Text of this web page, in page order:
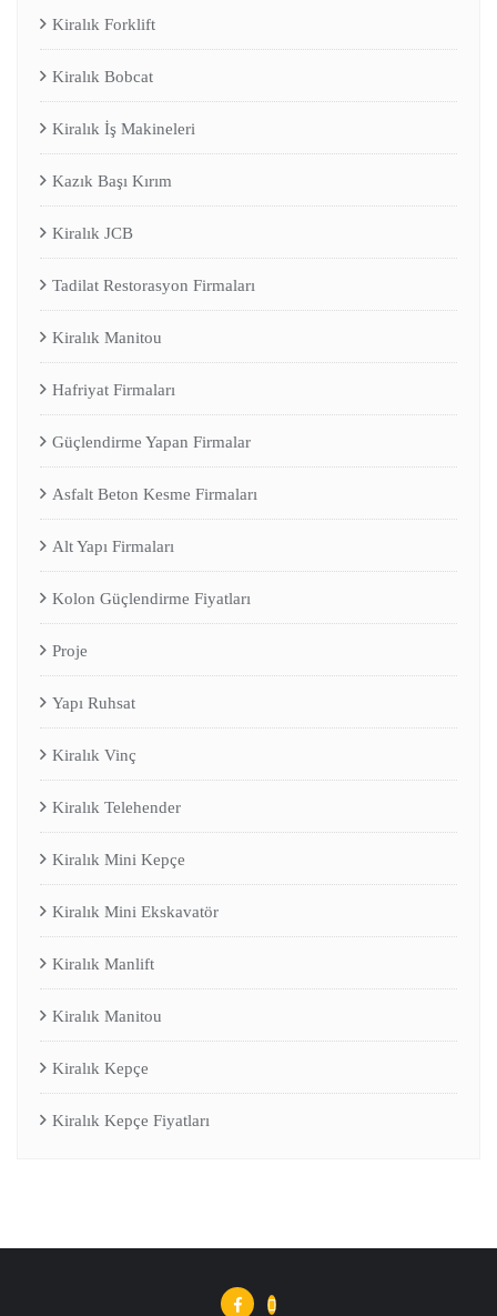
Kiralık Forklift
Kiralık Bobcat
Kiralık İş Makineleri
Kazık Başı Kırım
Kiralık JCB
Tadilat Restorasyon Firmaları
Kiralık Manitou
Hafriyat Firmaları
Güçlendirme Yapan Firmalar
Asfalt Beton Kesme Firmaları
Alt Yapı Firmaları
Kolon Güçlendirme Fiyatları
Proje
Yapı Ruhsat
Kiralık Vinç
Kiralık Telehender
Kiralık Mini Kepçe
Kiralık Mini Ekskavatör
Kiralık Manlift
Kiralık Manitou
Kiralık Kepçe
Kiralık Kepçe Fiyatları